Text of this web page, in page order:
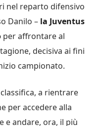
nel reparto difensivo
Danilo – la Juventus
per affrontare al
decisiva ai fini
campionato.
a rientrare
per accedere alla
e andare, ora, il più